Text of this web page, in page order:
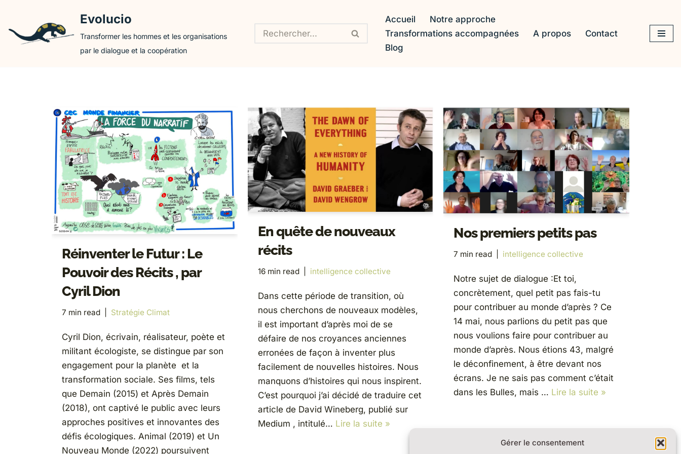
Gérer le consentement
Aller
Evolucio
Transformer les hommes et les organisations
par le dialogue et la coopération
Accueil
Notre approche
Transformations accompagnées
A propos
Contact
Blog
Réinventer le Futur : Le
Pouvoir des Récits , par
Cyril Dion
7 min read Stratégie Climat
Cyril Dion, écrivain, réalisateur, poète et
militant écologiste, se distingue par son
engagement pour la planète et la
transformation sociale. Ses films, tels
que Demain (2015) et Après Demain
(2018), ont captivé le public avec leurs
approches positives et innovantes des
défis écologiques. Animal (2019) et Un
Nouveau Monde (2022) poursuivent
En quête de nouveaux
récits
16 min read intelligence collective
Dans cette période de transition, où
nous cherchons de nouveaux modèles,
il est important d’après moi de se
défaire de nos croyances anciennes
erronées de façon à inventer plus
facilement de nouvelles histoires. Nous
manquons d’histoires qui nous inspirent.
C’est pourquoi j’ai décidé de traduire cet
article de David Wineberg, publié sur
Medium , intitulé… Lire la suite »
Nos premiers petits pas
7 min read intelligence collective
Notre sujet de dialogue :Et toi,
concrètement, quel petit pas fais-tu
pour contribuer au monde d’après ? Ce
14 mai, nous parlions du petit pas que
nous voulions faire pour contribuer au
monde d’après. Nous étions 43, malgré
le déconfinement, à être devant nos
écrans. Je ne sais pas comment c’était
dans les Bulles, mais … Lire la suite »